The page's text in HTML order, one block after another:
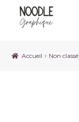
Accueil Non classé